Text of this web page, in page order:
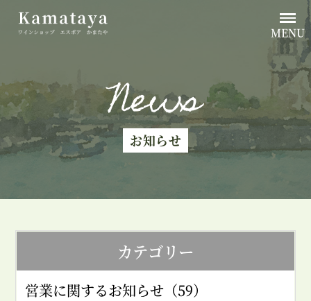
MENU
News
お知らせ
カテゴリー
営業に関するお知らせ（59）